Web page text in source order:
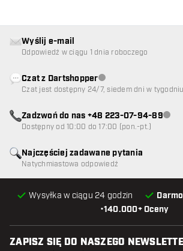
•140.000+ Oceny
Wysyłka w ciągu 24 godzin
Najczęściej zadawane pytania
Natychmiastowa odpowiedź
Wyślij e-mail
Odpowiedź w ciągu 1 dnia roboczego
Czat z DartshopperObsługa klienta
Czat jest dostępny 24/7, siedem dni w tygodniu
Zadzwoń do nas +48 223-07-94-89
Dostępny od 10:00 do 17:00 (pon.-pt.)
ZAPISZ SIĘ DO NASZEGO